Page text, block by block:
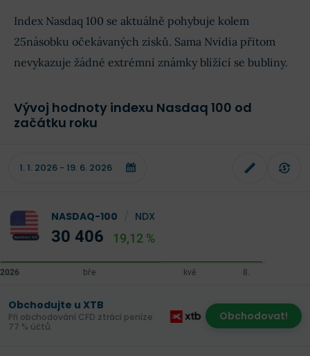
Index Nasdaq 100 se aktuálně pohybuje kolem
25násobku očekávaných zisků. Sama Nvidia přitom
nevykazuje žádné extrémní známky blížící se bubliny.
Vývoj hodnoty indexu Nasdaq 100 od
začátku roku
NASDAQ-100 NDX
30 406 19,12 %
Obchodujte u XTB
Při obchodování CFD ztrácí peníze
77 % účtů.
Obchodovat!